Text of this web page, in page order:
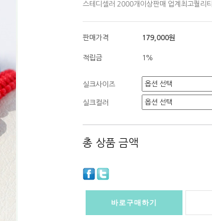
스테디셀러 2000개이상판매 업계최고퀄리티
판매가격 179,000원
적립금 1%
실크사이즈
실크컬러
총 상품 금액
바로구매하기